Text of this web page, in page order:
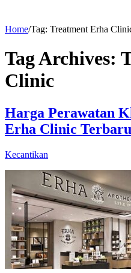
Home/Tag: Treatment Erha
Tag Archives:
Clinic
Harga Perawatan
Erha Clinic Terbaru
Kecantikan